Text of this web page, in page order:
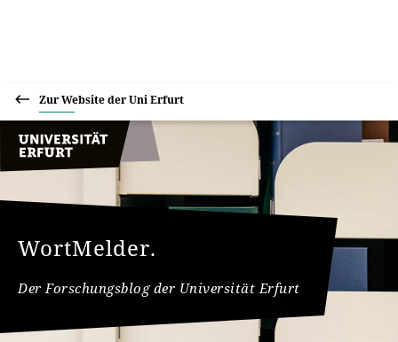
Zur Website der Uni Erfurt
WortMelder.
Der Forschungsblog der Universität Erfurt